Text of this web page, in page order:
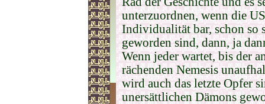
unterzuordnen, wenn die
Individualität bar, schon so
geworden sind, dann, ja
Wenn jeder wartet, bis der
rächenden Nemesis
wird auch das letzte Opfer
unersättlichen Dämons